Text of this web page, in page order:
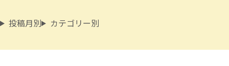
投稿月別 カテゴリー別